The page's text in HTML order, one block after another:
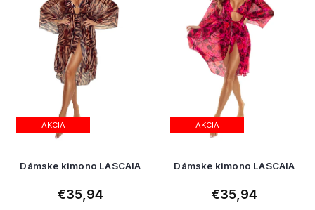
AKCIA
Dámske kimono LASCAIA
€35,94
AKCIA
Dámske kimono LASCAIA
€35,94